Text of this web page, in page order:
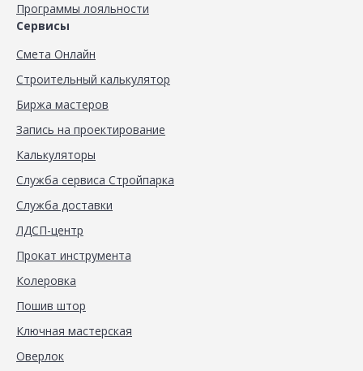
Программы лояльности
Сервисы
Смета Онлайн
Строительный калькулятор
Биржа мастеров
Запись на проектирование
Калькуляторы
Служба сервиса Стройпарка
Служба доставки
ЛДСП-центр
Прокат инструмента
Колеровка
Пошив штор
Ключная мастерская
Оверлок